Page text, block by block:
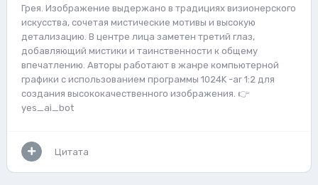
Грея. Изображение выдержано в традициях визионерского
искусства, сочетая мистические мотивы и высокую
детализацию. В центре лица заметен третий глаз,
добавляющий мистики и таинственности к общему
впечатлению. Авторы работают в жанре компьютерной
графики с использованием программы 1024K -ar 1:2 для
создания высококачественного изображения. 👉
yes_ai_bot
Цитата